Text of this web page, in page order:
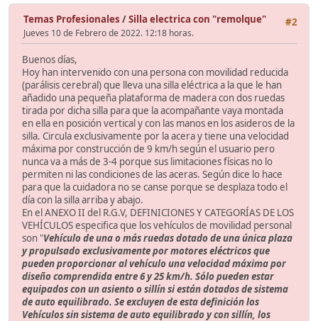
#2
Temas Profesionales /Silla electrica con "remolque"
Jueves 10 de Febrero de 2022. 12:18 horas.
Buenos días,
Hoy han intervenido con una persona con movilidad reducida
(parálisis cerebral) que lleva una silla eléctrica a la que le han
añadido una pequeña plataforma de madera con dos ruedas
tirada por dicha silla para que la acompañante vaya montada
en ella en posición vertical y con las manos en los asideros de la
silla. Circula exclusivamente por la acera y tiene una velocidad
máxima por construcción de 9 km/h según el usuario pero
nunca va a más de 3-4 porque sus limitaciones físicas no lo
permiten ni las condiciones de las aceras. Según dice lo hace
para que la cuidadora no se canse porque se desplaza todo el
día con la silla arriba y abajo.
En el ANEXO II del R.G.V, DEFINICIONES Y CATEGORÍAS DE LOS
VEHÍCULOS especifica que los vehículos de movilidad personal
son "Vehículo de una o más ruedas dotado de una única plaza
y propulsado exclusivamente por motores eléctricos que
pueden proporcionar al vehículo una velocidad máxima por
diseño comprendida entre 6 y 25 km/h. Sólo pueden estar
equipados con un asiento o sillín si están dotados de sistema
de auto equilibrado. Se excluyen de esta definición los
Vehículos sin sistema de auto equilibrado y con sillín, los